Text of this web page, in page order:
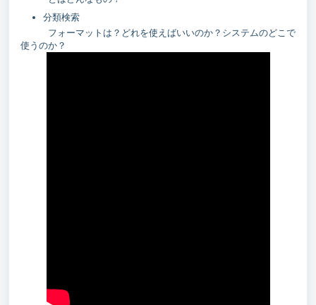
分類検索
フォーマットは？どれを使えばいいのか？システムのどこで
使うのか？